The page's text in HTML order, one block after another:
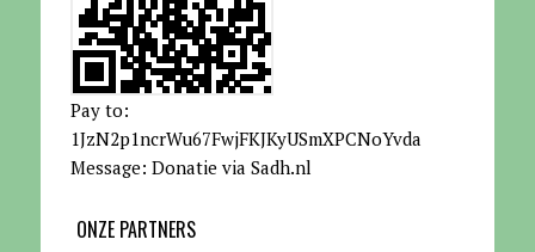
Pay to:
1JzN2p1ncrWu67FwjFKJKyUSmXPCNoYvda
Message: Donatie via Sadh.nl
ONZE PARTNERS